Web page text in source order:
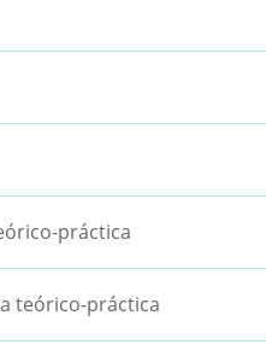
práctica
teórico-práctica